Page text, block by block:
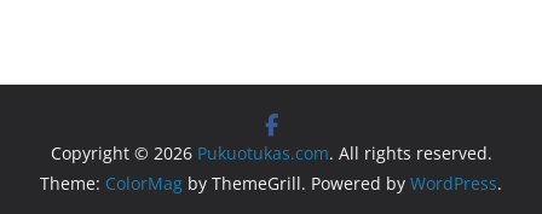
Copyright © 2026 Pukuotukas.com. All rights reserved.
Theme: ColorMag by ThemeGrill. Powered by WordPress.